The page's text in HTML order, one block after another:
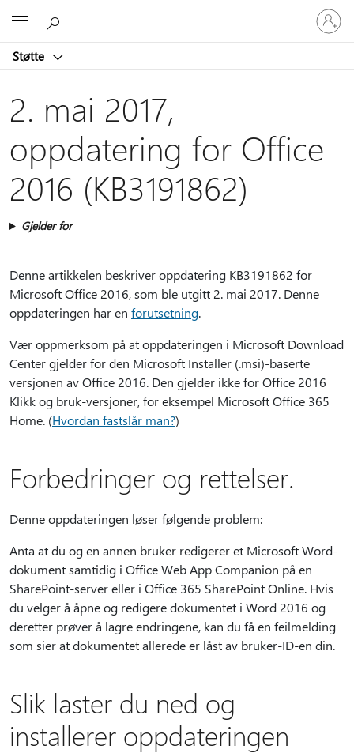
Støtte
Logg
på
kontoen
2. mai 2017,
oppdatering for Office
2016 (KB3191862)
Gjelder for
Denne artikkelen beskriver oppdatering KB3191862 for
Microsoft Office 2016, som ble utgitt 2. mai 2017. Denne
oppdateringen har en forutsetning.
Vær oppmerksom på at oppdateringen i Microsoft Download
Center gjelder for den Microsoft Installer (.msi)-baserte
versjonen av Office 2016. Den gjelder ikke for Office 2016
Klikk og bruk-versjoner, for eksempel Microsoft Office 365
Home. (Hvordan fastslår man?)
Forbedringer og rettelser.
Denne oppdateringen løser følgende problem:
Anta at du og en annen bruker redigerer et Microsoft Word-
dokument samtidig i Office Web App Companion på en
SharePoint-server eller i Office 365 SharePoint Online. Hvis
du velger å åpne og redigere dokumentet i Word 2016 og
deretter prøver å lagre endringene, kan du få en feilmelding
som sier at dokumentet allerede er låst av bruker-ID-en din.
Slik laster du ned og
installerer oppdateringen